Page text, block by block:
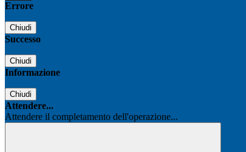
Errore
Chiudi
Successo
Chiudi
Informazione
Chiudi
Attendere...
Attendere il completamento dell'operazione...